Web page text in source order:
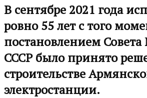
В сентябре 2021 года
ровно 55 лет с того
постановлением
СССР было принято
строительстве
электростанции.